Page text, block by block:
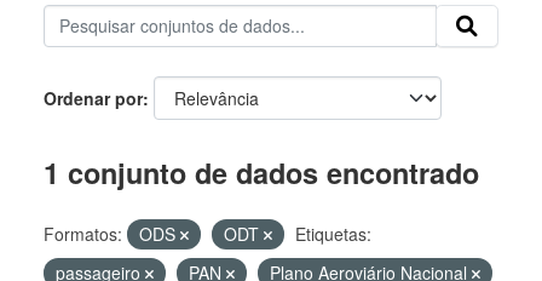
Ordenar por
1 conjunto de dados encontrado
Formatos: ODS ODT
Etiquetas:
passageiro
PAN
Plano Aeroviário Nacional